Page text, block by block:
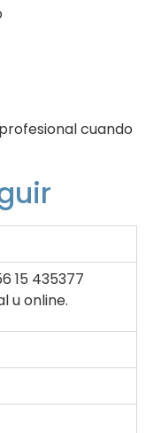
cuando
15 435377
u online.